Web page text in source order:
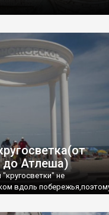
до Атлеша)
не
вдоль